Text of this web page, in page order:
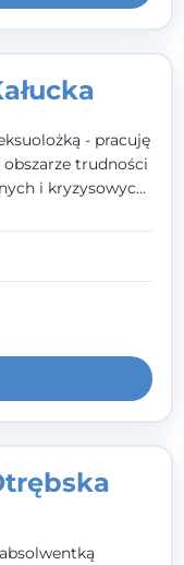
- pracuję
trudności
i kryzysowych,
psychologię
z
seksuologii
W pracy
zawodową i
klienta.